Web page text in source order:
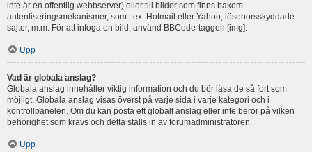
inte är en offentlig webbserver) eller till bilder som finns bakom
autentiseringsmekanismer, som t.ex. Hotmail eller Yahoo, lösenorsskyddade
sajter, m.m. För att infoga en bild, använd BBCode-taggen [img].
Upp
Vad är globala anslag?
Globala anslag innehåller viktig information och du bör läsa de så fort som
möjligt. Globala anslag visas överst på varje sida i varje kategori och i
kontrollpanelen. Om du kan posta ett globalt anslag eller inte beror på vilken
behörighet som krävs och detta ställs in av forumadministratören.
Upp